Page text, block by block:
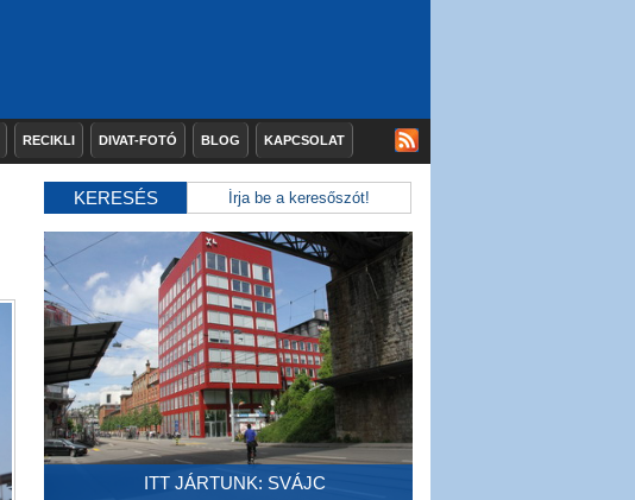
RECIKLI DIVAT-FOTÓ BLOG KAPCSOLAT
KERESÉS
ITT JÁRTUNK: SVÁJC